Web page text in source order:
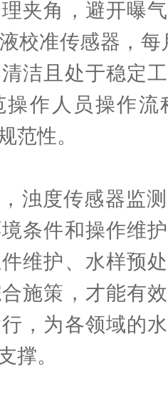
夹角，避开曝
校准传感器，
洁且处于稳定
操作人员操作流
范性。
度传感器监测
条件和操作维
维护、水样预
施策，才能有
，为各领域的
撑。